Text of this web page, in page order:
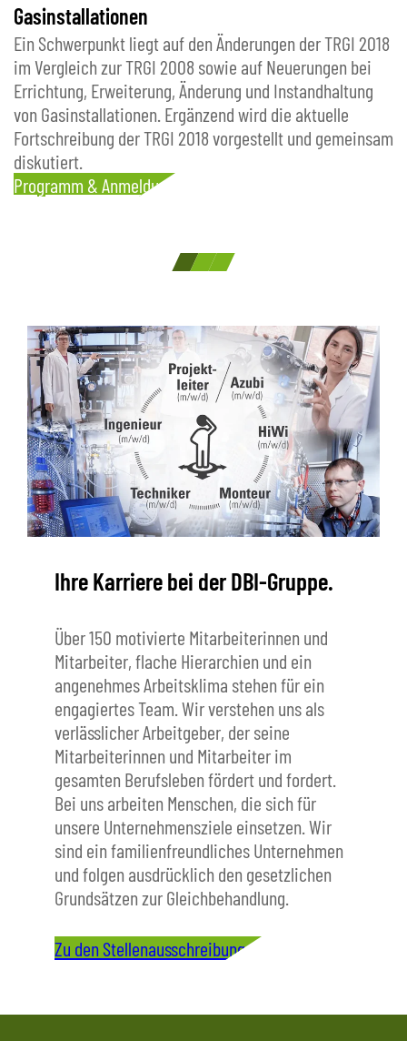
Gasinstallationen
Ein Schwerpunkt liegt auf den Änderungen der TRGI 2018
im Vergleich zur TRGI 2008 sowie auf Neuerungen bei
Errichtung, Erweiterung, Änderung und Instandhaltung
von Gasinstallationen. Ergänzend wird die aktuelle
Fortschreibung der TRGI 2018 vorgestellt und gemeinsam
diskutiert.
Programm & Anmeldung
Ihre Karriere bei der DBI-Gruppe.
Über 150 motivierte Mitarbeiterinnen und
Mitarbeiter, flache Hierarchien und ein
angenehmes Arbeitsklima stehen für ein
engagiertes Team. Wir verstehen uns als
verlässlicher Arbeitgeber, der seine
Mitarbeiterinnen und Mitarbeiter im
gesamten Berufsleben fördert und fordert.
Bei uns arbeiten Menschen, die sich für
unsere Unternehmensziele einsetzen. Wir
sind ein familienfreundliches Unternehmen
und folgen ausdrücklich den gesetzlichen
Grundsätzen zur Gleichbehandlung.
Zu den Stellenausschreibungen